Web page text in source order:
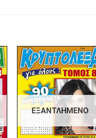
Πρόσθήκη
στην λίστα
επιθυμιών
ΕΞΑΝΤΛΗΜΈΝΟ